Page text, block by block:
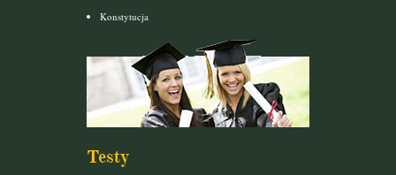
Konstytucja
Testy